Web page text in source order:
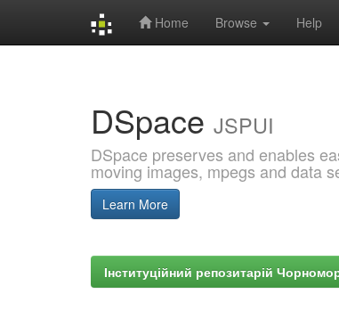
Home Browse Help
DSpace JSPUI
DSpace preserves and enables
moving images, mpegs and data
Learn More
Інституційний репозитарій